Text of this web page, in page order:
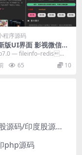
程序源码
版UI界面 影视微信小
— fileinfo–redis...
65 10
海外股票交易源码/港股泰股/美股源码/印度股源码/马拉西亚股票源码/国际股票配资
php源码